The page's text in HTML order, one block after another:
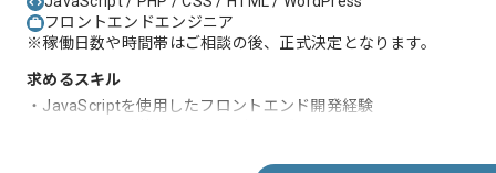
フロントエンドエンジニア
※稼働日数や時間帯はご相談の後、正式決定となります。
求めるスキル
・JavaScriptを使用したフロントエンド開発経験